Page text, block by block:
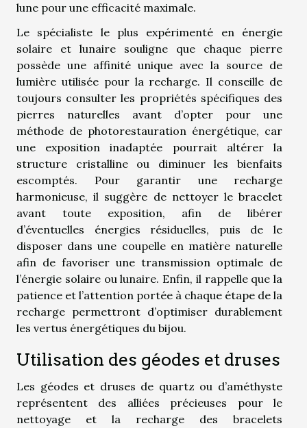
lune pour une efficacité maximale.
Le spécialiste le plus expérimenté en énergie
solaire et lunaire souligne que chaque pierre
possède une affinité unique avec la source de
lumière utilisée pour la recharge. Il conseille de
toujours consulter les propriétés spécifiques des
pierres naturelles avant d’opter pour une
méthode de photorestauration énergétique, car
une exposition inadaptée pourrait altérer la
structure cristalline ou diminuer les bienfaits
escomptés. Pour garantir une recharge
harmonieuse, il suggère de nettoyer le bracelet
avant toute exposition, afin de libérer
d’éventuelles énergies résiduelles, puis de le
disposer dans une coupelle en matière naturelle
afin de favoriser une transmission optimale de
l’énergie solaire ou lunaire. Enfin, il rappelle que la
patience et l’attention portée à chaque étape de la
recharge permettront d’optimiser durablement
les vertus énergétiques du bijou.
Utilisation des géodes et druses
Les géodes et druses de quartz ou d’améthyste
représentent des alliées précieuses pour le
nettoyage et la recharge des bracelets